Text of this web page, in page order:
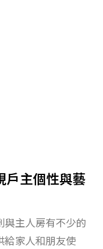
戶主個性與藝
與主人房有不少的
給家人和朋友使